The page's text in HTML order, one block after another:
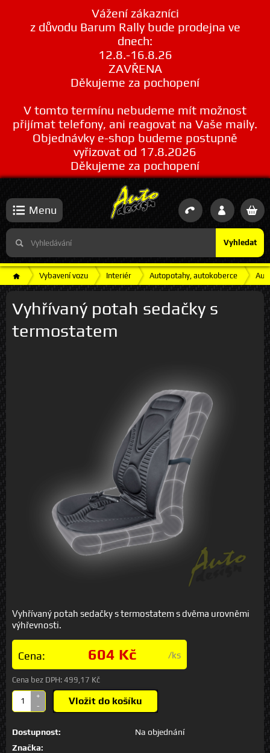
Vážení zákazníci
z důvodu Barum Rally bude prodejna ve
dnech:
12.8.-16.8.26
ZAVŘENA
Děkujeme za pochopení
V tomto termínu nebudeme mít možnost
přijímat telefony, ani reagovat na Vaše maily.
Objednávky e-shop budeme postupně
vyřizovat od 17.8.2026
Děkujeme za pochopení
Vyhledat
Menu
Vybavení vozu Interiér Autopotahy, autokoberce
Vyhřívaný potah sedačky s
termostatem
Vyhřívaný potah sedačky s termostatem s dvěma urovněmi
výhřevnosti.
Cena: 604 Kč /ks
Cena bez DPH: 499,17 Kč
+
-
Vložit do košíku
Dostupnost:
Na objednání
Značka: